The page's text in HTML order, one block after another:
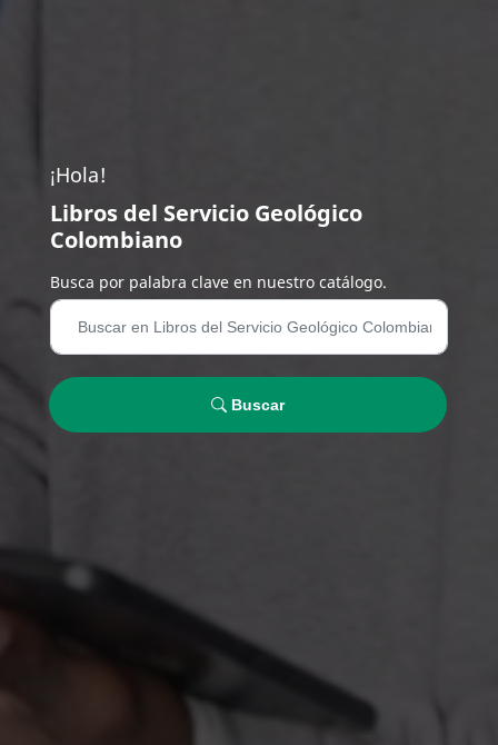
¡Hola!
Libros del Servicio Geológico
Colombiano
Busca por palabra clave en nuestro catálogo.
Buscar